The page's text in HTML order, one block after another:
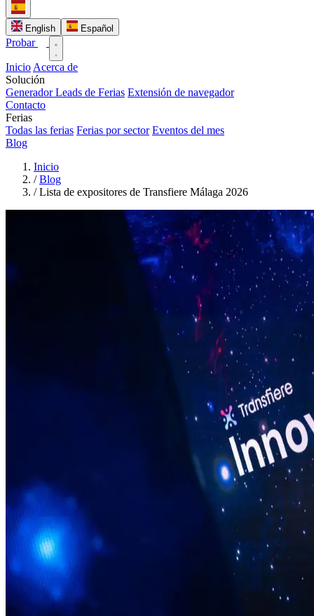
English Español
Probar
Inicio Acerca de
Solución
Generador Leads de Ferias Extensión de navegador
Contacto
Ferias
Todas las ferias Ferias por sector Eventos del mes
Blog
Inicio
/ Blog
/ Lista de expositores de Transfiere Málaga 2026